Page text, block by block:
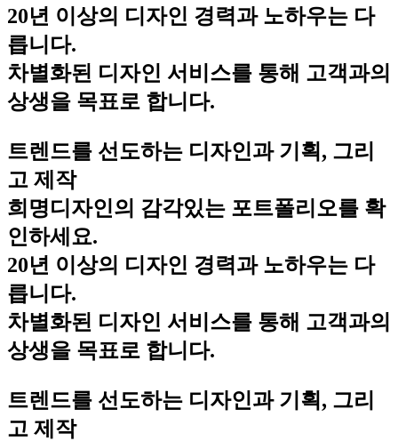
20년 이상의 디자인 경력과 노하우는 다
릅니다.
차별화된 디자인 서비스를 통해 고객과의
상생을 목표로 합니다.
트렌드를 선도하는 디자인과 기획, 그리
고 제작
희명디자인의 감각있는 포트폴리오를 확
인하세요.
20년 이상의 디자인 경력과 노하우는 다
릅니다.
차별화된 디자인 서비스를 통해 고객과의
상생을 목표로 합니다.
트렌드를 선도하는 디자인과 기획, 그리
고 제작